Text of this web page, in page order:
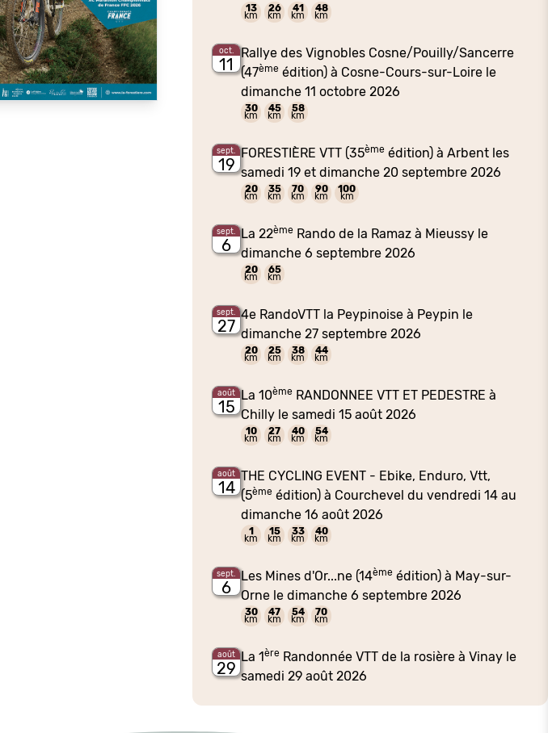
13
km
26
km
41
km
48
km
oct.
11
Rallye des Vignobles Cosne/Pouilly/Sancerre
(47ème édition) à Cosne-Cours-sur-Loire le
dimanche 11 octobre 2026
30
km
45
km
58
km
sept.
19
FORESTIÈRE VTT (35ème édition) à Arbent les
samedi 19 et dimanche 20 septembre 2026
20
km
35
km
70
km
90
km
100
km
sept.
6
La 22ème Rando de la Ramaz à Mieussy le
dimanche 6 septembre 2026
20
km
65
km
sept.
27
4e RandoVTT la Peypinoise à Peypin le
dimanche 27 septembre 2026
20
km
25
km
38
km
44
km
août
15
La 10ème RANDONNEE VTT ET PEDESTRE à
Chilly le samedi 15 août 2026
10
km
27
km
40
km
54
km
août
14
THE CYCLING EVENT - Ebike, Enduro, Vtt,
(5ème édition) à Courchevel du vendredi 14 au
dimanche 16 août 2026
1
km
15
km
33
km
40
km
sept.
6
Les Mines d'Or...ne (14ème édition) à May-sur-
Orne le dimanche 6 septembre 2026
30
km
47
km
54
km
70
km
août
29
La 1ère Randonnée VTT de la rosière à Vinay le
samedi 29 août 2026